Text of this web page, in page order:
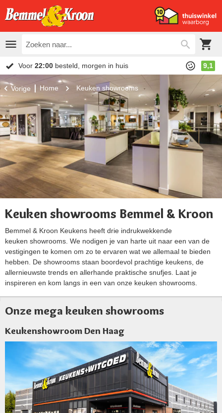
Voor 22:00 besteld, morgen in huis 9,1
Vorige Home Keuken showrooms
Keuken showrooms Bemmel & Kroon
Bemmel & Kroon Keukens heeft drie indrukwekkende
keuken showrooms. We nodigen je van harte uit naar een van de
vestigingen te komen om zo te ervaren wat we allemaal te bieden
hebben. De showrooms staan boordevol prachtige keukens, de
allernieuwste trends en allerhande praktische snufjes. Laat je
inspireren en kom langs in een van onze keuken showrooms.
Onze mega keuken showrooms
Keukenshowroom Den Haag